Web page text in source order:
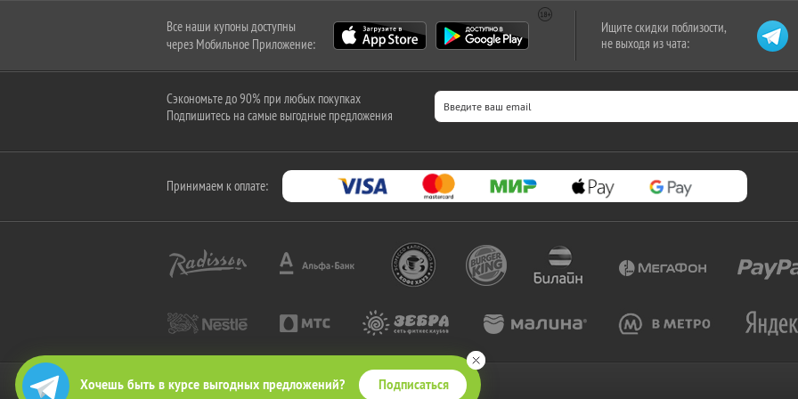
Хочешь быть в курсе выгодных предложений? Подписаться
Все наши купоны доступны
через Мобильное Приложение:
Ищите скидки поблизости,
не выходя из чата:
Сэкономьте до 90% при любых покупках
Подпишитесь на самые выгодные предложения
Принимаем к оплате:
2010-2026 © КупиКупон. Все права защищены.